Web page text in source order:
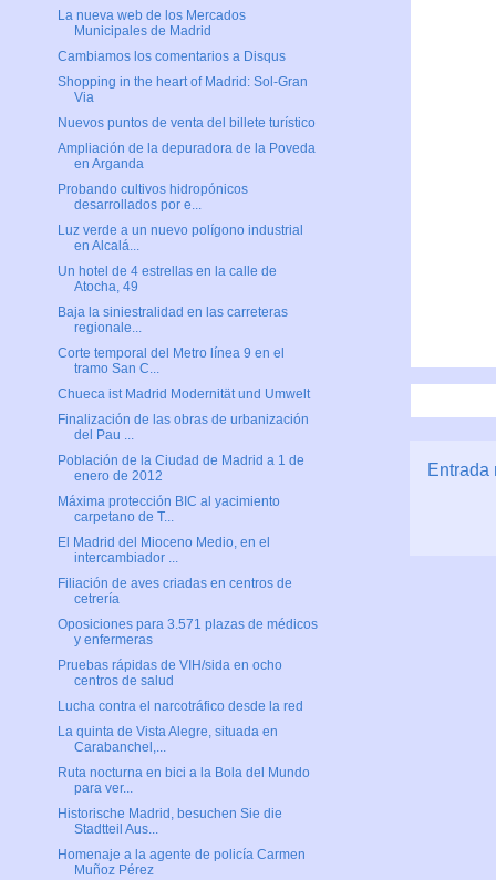
Entrada
La nueva web de los Mercados
Municipales de Madrid
Cambiamos los comentarios a Disqus
Shopping in the heart of Madrid: Sol-Gran
Via
Nuevos puntos de venta del billete turístico
Ampliación de la depuradora de la Poveda
en Arganda
Probando cultivos hidropónicos
desarrollados por e...
Luz verde a un nuevo polígono industrial
en Alcalá...
Un hotel de 4 estrellas en la calle de
Atocha, 49
Baja la siniestralidad en las carreteras
regionale...
Corte temporal del Metro línea 9 en el
tramo San C...
Chueca ist Madrid Modernität und Umwelt
Finalización de las obras de urbanización
del Pau ...
Población de la Ciudad de Madrid a 1 de
enero de 2012
Máxima protección BIC al yacimiento
carpetano de T...
El Madrid del Mioceno Medio, en el
intercambiador ...
Filiación de aves criadas en centros de
cetrería
Oposiciones para 3.571 plazas de médicos
y enfermeras
Pruebas rápidas de VIH/sida en ocho
centros de salud
Lucha contra el narcotráfico desde la red
La quinta de Vista Alegre, situada en
Carabanchel,...
Ruta nocturna en bici a la Bola del Mundo
para ver...
Historische Madrid, besuchen Sie die
Stadtteil Aus...
Homenaje a la agente de policía Carmen
Muñoz Pérez